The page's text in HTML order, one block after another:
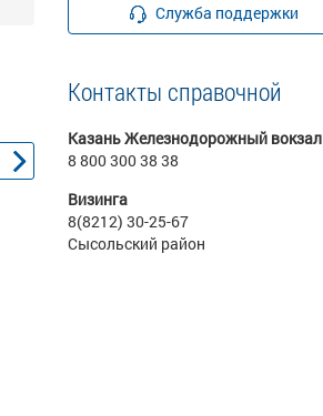
Служба поддержки
Контакты справочной
Казань Железнодорожный вокзал
8 800 300 38 38
Визинга
8(8212) 30-25-67
Сысольский район